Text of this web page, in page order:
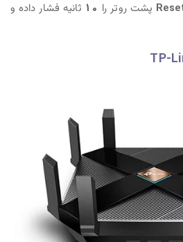
پشت روتر را 10 ثانیه فشار داده و